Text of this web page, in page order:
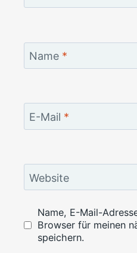
Name *
E-Mail *
Website
Name, E-Mail-
Browser für meinen
speichern.